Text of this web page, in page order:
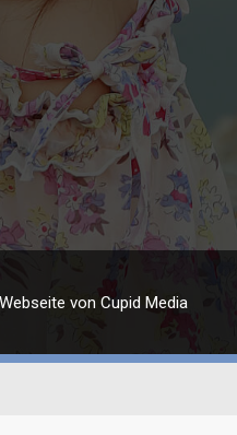
von Cupid Media